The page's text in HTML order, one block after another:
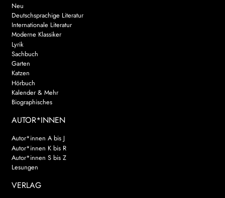
Neu
Deutschsprachige Literatur
Internationale Literatur
Moderne Klassiker
Lyrik
Sachbuch
Garten
Katzen
Hörbuch
Kalender & Mehr
Biographisches
AUTOR*INNEN
Autor*innen A bis J
Autor*innen K bis R
Autor*innen S bis Z
Lesungen
VERLAG